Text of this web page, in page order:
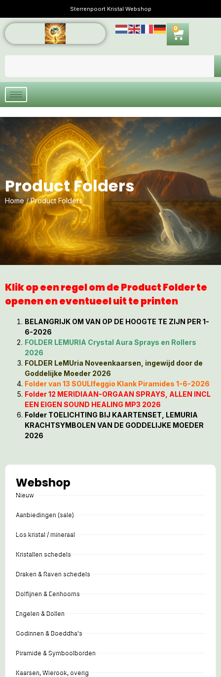
Sterrenpoort Kristal Webshop
0
Product Folders
Home/ Product Folders
Webshop
Nieuw
Aanbiedingen (sale)
Los kristal / mineraal
Kristallen schedels
Draken & Raven schedels
Dolfijnen & Eenhoorns
Engelen & Bollen
Godinnen & Boeddha's
Piramide & Symboolborden
Kaarsen, Wierook, overig
Klik op een regel om de Product Folder te
openen en eventueel uit te printen
BELANGRIJK OM VAN OP DE HOOGTE TE ZIJN PER 1-
6-2026
FOLDER LEMURIA Crystal Aura Sprays en Rollers
2026
FOLDER LeMUria Noveenkaarsen, ingewijd door de
Goddelijke Moeder 2026
Folder van 13 SOULlfeggio Klank Piramides 1-6-2026
Folder 12 MERIDIAAN-ORGAAN SPRAYS, ALLEN INCL
EEN EIGEN SOUND HEALING MP3 2026
Folder TOELICHTING BIJ KAARTENSET, LEMURIA
KRACHTSYMBOLEN VAN DE GODDELIJKE MOEDER
2026